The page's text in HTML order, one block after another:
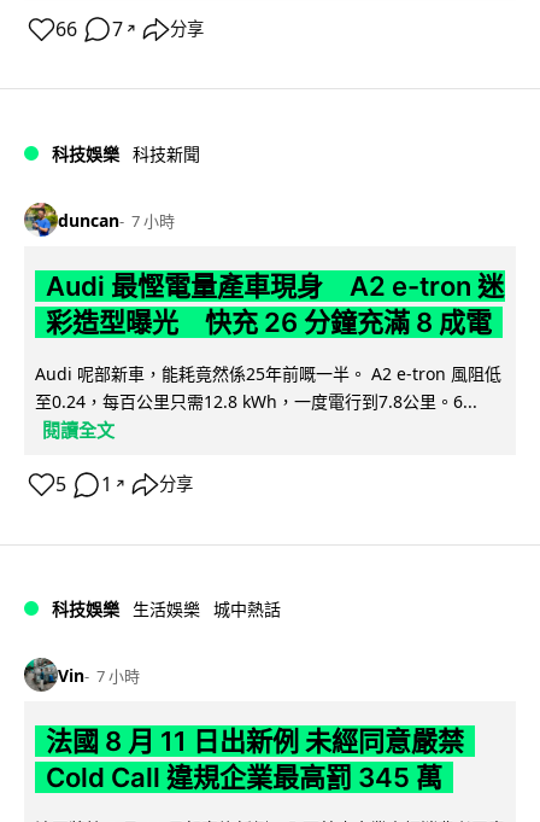
66 7 ↗ 分享
科技娛樂 科技新聞
duncan 7 小時
Audi 最慳電量產車現身 A2 e-tron 迷
彩造型曝光 快充 26 分鐘充滿 8 成電
Audi 呢部新車，能耗竟然係25年前嘅一半。 A2 e-tron 風阻低
至0.24，每百公里只需12.8 kWh，一度電行到7.8公里。6...
閱讀全文
5 1 ↗ 分享
科技娛樂 生活娛樂 城中熱話
Vin 7 小時
法國 8 月 11 日出新例 未經同意嚴禁
Cold Call 違規企業最高罰 345 萬